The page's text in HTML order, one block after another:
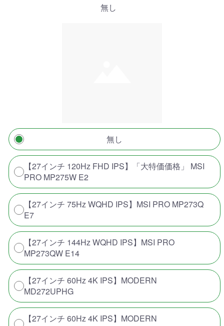
無し
無し
【27インチ 120Hz FHD IPS】「大特価価格」 MSI
PRO MP275W E2
【27インチ 75Hz WQHD IPS】MSI PRO MP273Q
E7
【27インチ 144Hz WQHD IPS】MSI PRO
MP273QW E14
【27インチ 60Hz 4K IPS】MODERN
MD272UPHG
【27インチ 60Hz 4K IPS】MODERN